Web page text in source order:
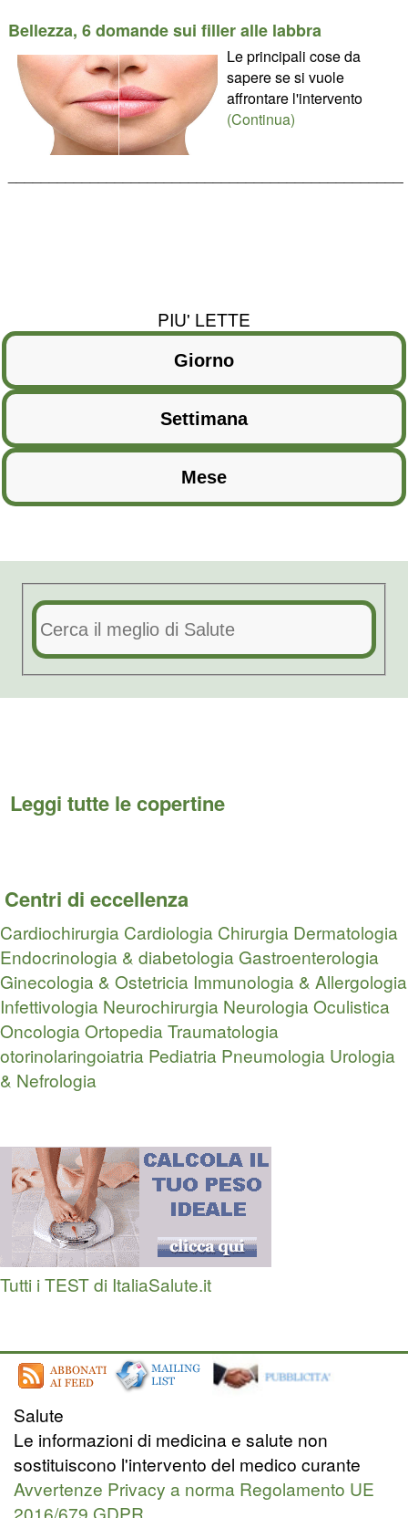
Bellezza, 6 domande sui filler alle labbra
Le principali cose da
sapere se si vuole
affrontare l'intervento
(Continua)
PIU' LETTE
Leggi tutte le copertine
Centri di eccellenza
Cardiochirurgia Cardiologia Chirurgia Dermatologia
Endocrinologia & diabetologia Gastroenterologia
Ginecologia & Ostetricia Immunologia & Allergologia
Infettivologia Neurochirurgia NeurologiaOculistica
OncologiaOrtopedia Traumatologia
otorinolaringoiatria Pediatria Pneumologia Urologia
& Nefrologia
Tutti i TEST di ItaliaSalute.it
Salute
Le informazioni di medicina e salute non
sostituiscono l'intervento del medico curante
Avvertenze Privacy a norma Regolamento UE